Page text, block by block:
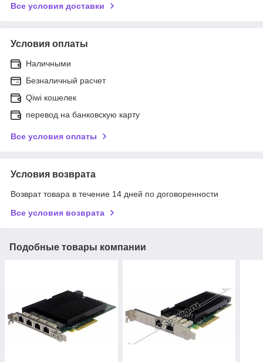
Все условия доставки
Условия оплаты
Наличными
Безналичный расчет
Qiwi кошелек
перевод на банковскую карту
Все условия оплаты
Условия возврата
Возврат товара в течение 14 дней по договоренности
Все условия возврата
Подобные товары компании